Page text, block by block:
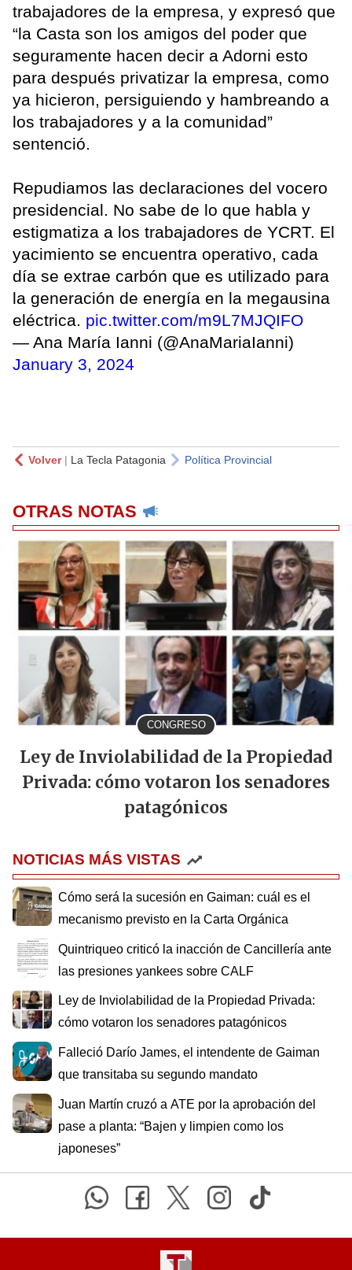
trabajadores de la empresa, y expresó que
“la Casta son los amigos del poder que
seguramente hacen decir a Adorni esto
para después privatizar la empresa, como
ya hicieron, persiguiendo y hambreando a
los trabajadores y a la comunidad”
sentenció.
Repudiamos las declaraciones del vocero
presidencial. No sabe de lo que habla y
estigmatiza a los trabajadores de YCRT. El
yacimiento se encuentra operativo, cada
día se extrae carbón que es utilizado para
la generación de energía en la megausina
eléctrica. pic.twitter.com/m9L7MJQIFO
— Ana María Ianni (@AnaMariaIanni)
January 3, 2024
Volver| La Tecla Patagonia Política Provincial
OTRAS NOTAS
CONGRESO
Ley de Inviolabilidad de la Propiedad
Privada: cómo votaron los senadores
patagónicos
NOTICIAS MÁS VISTAS
Cómo será la sucesión en Gaiman: cuál es el
mecanismo previsto en la Carta Orgánica
Quintriqueo criticó la inacción de Cancillería ante
las presiones yankees sobre CALF
Ley de Inviolabilidad de la Propiedad Privada:
cómo votaron los senadores patagónicos
Falleció Darío James, el intendente de Gaiman
que transitaba su segundo mandato
Juan Martín cruzó a ATE por la aprobación del
pase a planta: “Bajen y limpien como los
japoneses”